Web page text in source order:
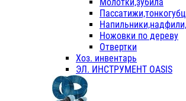
Ножовки по дереву
Отвертки
Хоз. инвентарь
ЭЛ. ИНСТРУМЕНТ OASIS